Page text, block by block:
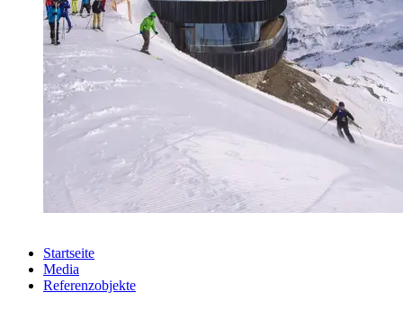
Startseite
Media
Referenzobjekte